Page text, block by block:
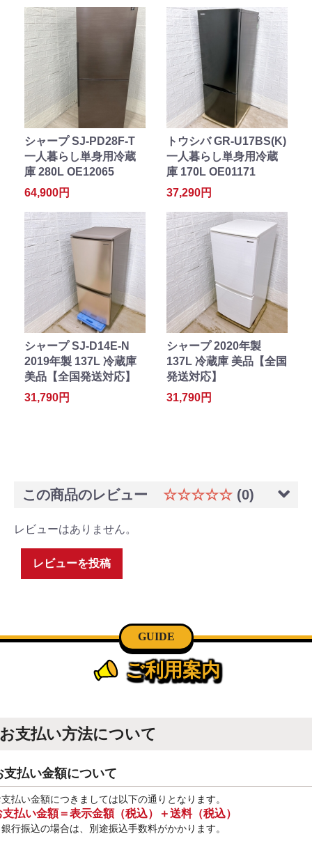
シャープ SJ-PD28F-T
一人暮らし単身用冷蔵
庫 280L OE12065
64,900円
トウシバ GR-U17BS(K)
一人暮らし単身用冷蔵
庫 170L OE01171
37,290円
シャープ SJ-D14E-N
2019年製 137L 冷蔵庫
美品【全国発送対応】
31,790円
シャープ 2020年製
137L 冷蔵庫 美品【全国
発送対応】
31,790円
この商品のレビュー ☆☆☆☆☆ (0)
レビューはありません。
レビューを投稿
GUIDE
ご利用案内
お支払い方法について
支払い金額について
払い金額につきましては以下の通りとなります。
支払い金額＝表示金額（税込）＋送料（税込）
行振込の場合は、別途振込手数料がかかります。